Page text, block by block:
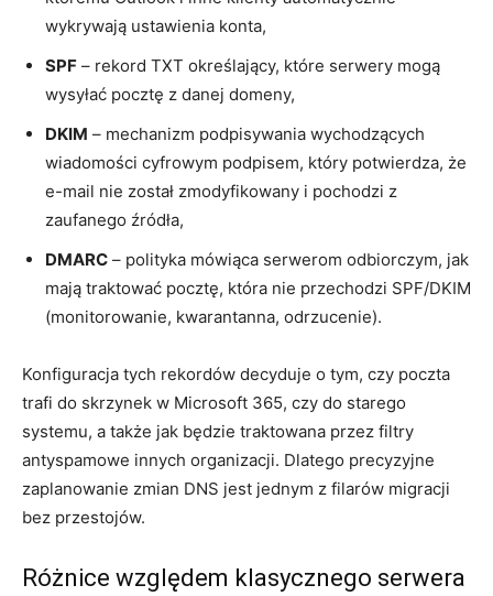
wykrywają ustawienia konta,
SPF – rekord TXT określający, które serwery mogą
wysyłać pocztę z danej domeny,
DKIM – mechanizm podpisywania wychodzących
wiadomości cyfrowym podpisem, który potwierdza, że
e-mail nie został zmodyfikowany i pochodzi z
zaufanego źródła,
DMARC – polityka mówiąca serwerom odbiorczym, jak
mają traktować pocztę, która nie przechodzi SPF/DKIM
(monitorowanie, kwarantanna, odrzucenie).
Konfiguracja tych rekordów decyduje o tym, czy poczta
trafi do skrzynek w Microsoft 365, czy do starego
systemu, a także jak będzie traktowana przez filtry
antyspamowe innych organizacji. Dlatego precyzyjne
zaplanowanie zmian DNS jest jednym z filarów migracji
bez przestojów.
Różnice względem klasycznego serwera